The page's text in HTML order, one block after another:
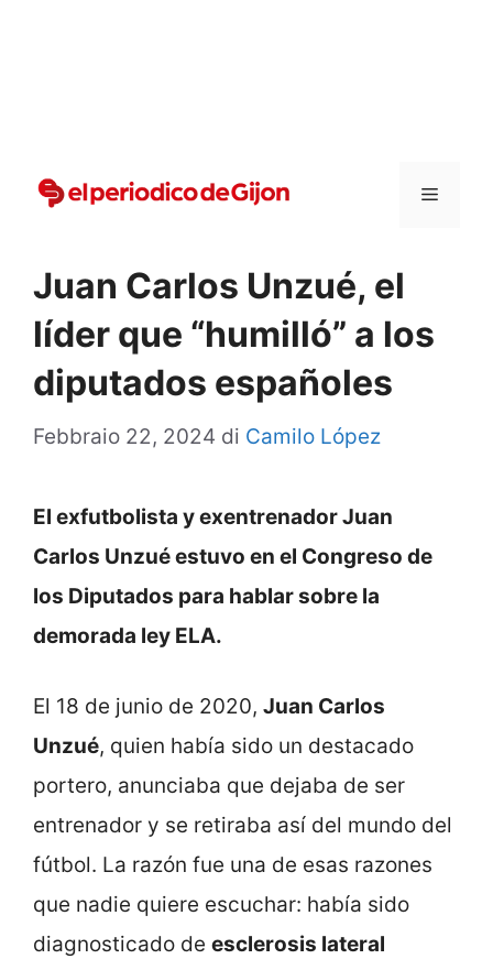
Menu
Juan Carlos Unzué, el
líder que “humilló” a los
diputados españoles
Febbraio 22, 2024 di Camilo López
El exfutbolista y exentrenador Juan
Carlos Unzué estuvo en el Congreso de
los Diputados para hablar sobre la
demorada ley ELA.
El 18 de junio de 2020, Juan Carlos
Unzué, quien había sido un destacado
portero, anunciaba que dejaba de ser
entrenador y se retiraba así del mundo del
fútbol. La razón fue una de esas razones
que nadie quiere escuchar: había sido
diagnosticado de esclerosis lateral